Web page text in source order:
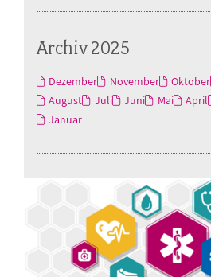
Archiv 2025
Dezember November Oktober
August
Juli Juni Mai April
Januar